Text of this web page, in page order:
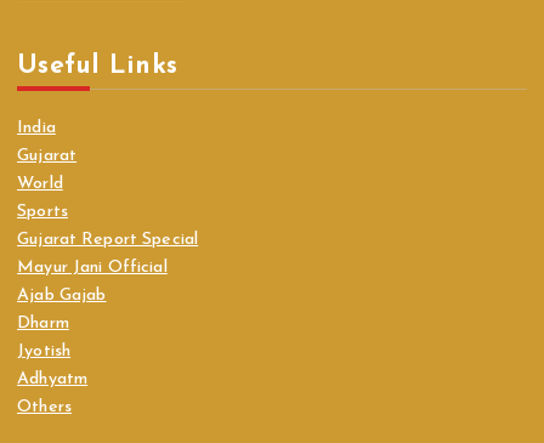
Useful Links
India
Gujarat
World
Sports
Gujarat Report Special
Mayur Jani Official
Ajab Gajab
Dharm
Jyotish
Adhyatm
Others